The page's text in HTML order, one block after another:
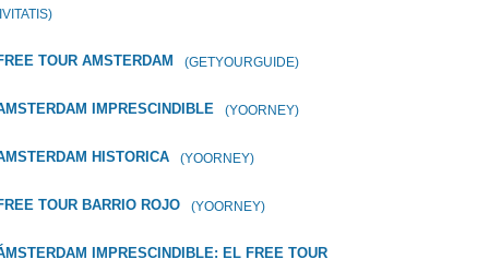
TOUR AMSTERDAM (GETYOURGUIDE)
IMPRESCINDIBLE (YOORNEY)
HISTORICA (YOORNEY)
TOUR BARRIO ROJO (YOORNEY)
IMPRESCINDIBLE: EL FREE TOUR